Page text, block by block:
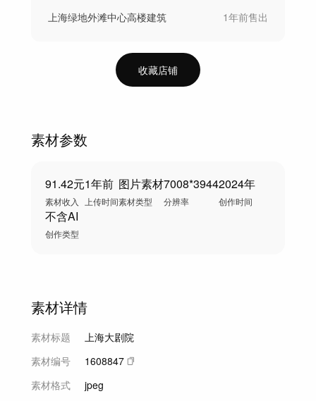
上海绿地外滩中心高楼建筑 1年前售出
收藏店铺
素材参数
91.42元
素材收入
1年前
上传时间
图片素材
素材类型
7008*3944
分辨率
2024年
创作时间
不含AI
创作类型
素材详情
素材标题
上海大剧院
素材编号
1608847
素材格式
jpeg